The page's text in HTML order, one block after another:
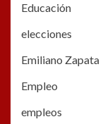
Educación
elecciones
Emiliano Zapata
Empleo
empleos